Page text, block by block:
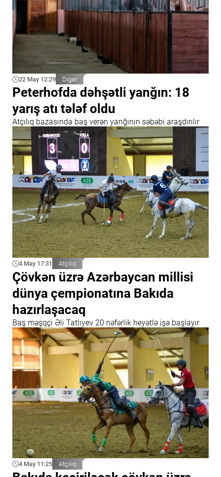
22 May 12:29 Digər
Peterhofda dəhşətli yanğın: 18
yarış atı tələf oldu
Atçılıq bazasında baş verən yanğının səbəbi araşdırılır
4 May 17:31 Atçılıq
Çövkən üzrə Azərbaycan millisi
dünya çempionatına Bakıda
hazırlaşacaq
Baş məşqçi Əli Tatlıyev 20 nəfərlik heyətlə işə başlayır
4 May 11:25 Atçılıq